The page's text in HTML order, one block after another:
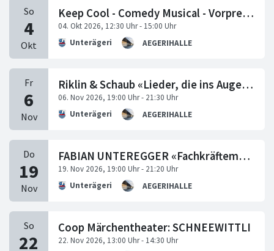
Keep Cool - Comedy Musical - Vorpremiere
Unterägeri AEGERIHALLE
Riklin & Schaub «Lieder, die ins Auge gehen»
Unterägeri AEGERIHALLE
FABIAN UNTEREGGER «Fachkräftemangel»
Unterägeri AEGERIHALLE
Coop Märchentheater: SCHNEEWITTLI